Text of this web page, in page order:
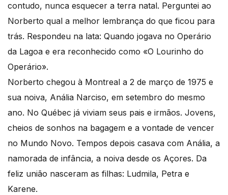
contudo, nunca esquecer a terra natal. Perguntei ao
Norberto qual a melhor lembrança do que ficou para
trás. Respondeu na lata: Quando jogava no Operário
da Lagoa e era reconhecido como «O Lourinho do
Operário».
Norberto chegou à Montreal a 2 de março de 1975 e
sua noiva, Anália Narciso, em setembro do mesmo
ano. No Québec já viviam seus pais e irmãos. Jovens,
cheios de sonhos na bagagem e a vontade de vencer
no Mundo Novo. Tempos depois casava com Anália, a
namorada de infância, a noiva desde os Açores. Da
feliz união nasceram as filhas: Ludmila, Petra e
Karene.